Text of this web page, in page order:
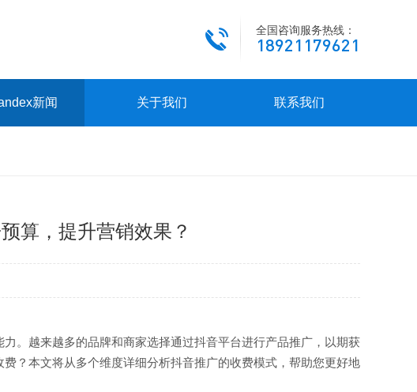
全国咨询服务热线：
18921179621
新闻 关于我们 联系我们
算，提升营销效果？
。越来越多的品牌和商家选择通过抖音平台进行产品推广，以期获
？本文将从多个维度详细分析抖音推广的收费模式，帮助您更好地